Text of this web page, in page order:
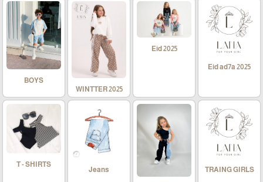
Eid ad7a 2025
Eid 2025
WINTTER 2025
BOYS
TRAING GIRLS
Jeans
T - SHIRTS